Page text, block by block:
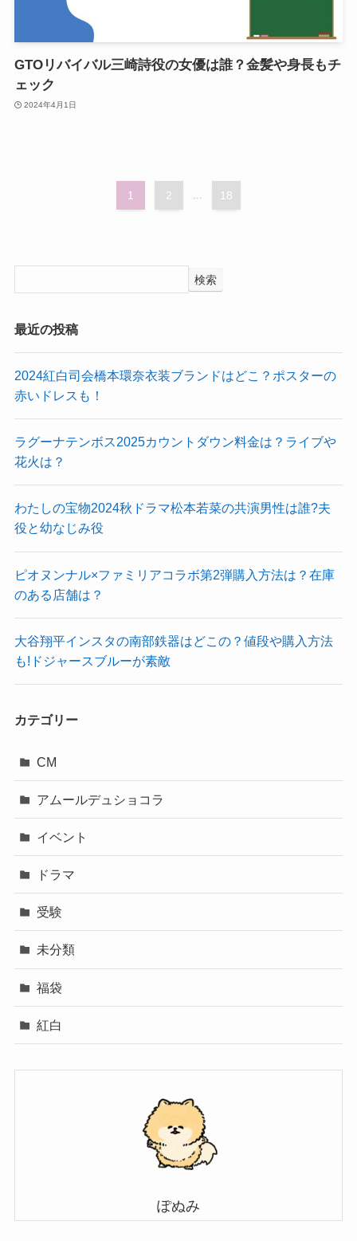
GTOリバイバル三崎詩役の女優は誰？金髪や身長もチ
ェック
2024年4月1日
1 2 18
検索
最近の投稿
2024紅白司会橋本環奈衣装ブランドはどこ？ポスターの
赤いドレスも！
ラグーナテンボス2025カウントダウン料金は？ライブや
花火は？
わたしの宝物2024秋ドラマ松本若菜の共演男性は誰?夫
役と幼なじみ役
ピオヌンナル×ファミリアコラボ第2弾購入方法は？在庫
のある店舗は？
大谷翔平インスタの南部鉄器はどこの？値段や購入方法
も!ドジャースブルーが素敵
カテゴリー
CM
アムールデュショコラ
イベント
ドラマ
受験
未分類
福袋
紅白
ぽぬみ